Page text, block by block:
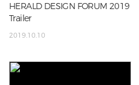
HERALD DESIGN FORUM 2019
Trailer
2019.10.10